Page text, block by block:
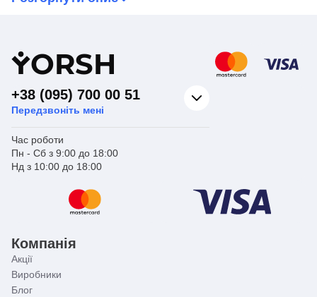
переконайтеся самі: надійність може бути такою
простою і доступною.
YORSH
+38 (095) 700 00 51
Передзвоніть мені
Час роботи
Пн - Сб з 9:00 до 18:00
Нд з 10:00 до 18:00
Компанія
Акції
Виробники
Блог